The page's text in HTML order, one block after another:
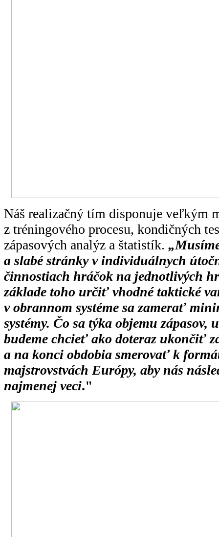
Náš realizačný tím disponuje veľkým
z tréningového procesu, kondičných
zápasových analýz a štatistík.
a slabé stránky v individuálnych
činnostiach hráčok na jednotlivých
základe toho určiť vhodné taktické
v obrannom systéme sa zamerať
systémy. Čo sa týka objemu zápasov,
budeme chcieť ako doteraz ukončiť
a na konci obdobia smerovať k
majstrovstvách Európy, aby nás
najmenej veci."